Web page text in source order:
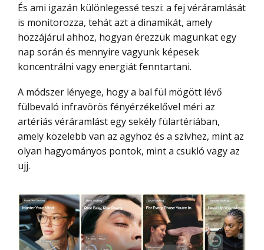
És ami igazán különlegessé teszi: a fej véráramlását
is monitorozza, tehát azt a dinamikát, amely
hozzájárul ahhoz, hogyan érezzük magunkat egy
nap során és mennyire vagyunk képesek
koncentrálni vagy energiát fenntartani.
A módszer lényege, hogy a bal fül mögött lévő
fülbevaló infravörös fényérzékelővel méri az
artériás véráramlást egy sekély fülartériában,
amely közelebb van az agyhoz és a szívhez, mint az
olyan hagyományos pontok, mint a csukló vagy az
ujj.